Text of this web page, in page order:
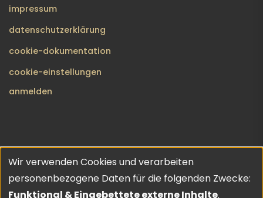
impressum
datenschutzerklärung
cookie-dokumentation
cookie-einstellungen
BENUTZERMENÜ
anmelden
no gods · no masters | copyleft 2026 | theme inspired by
URO💔
Verwendung
Wir verwenden Cookies und verarbeiten
personenbezogene Daten für die folgenden Zwecke:
Funktional & Eingebettete externe Inhalte.